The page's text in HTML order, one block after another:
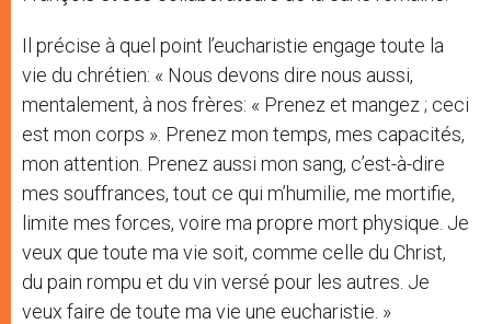
Il précise à quel point l’eucharistie engage toute la
vie du chrétien: « Nous devons dire nous aussi,
mentalement, à nos frères: « Prenez et mangez ; ceci
est mon corps ». Prenez mon temps, mes capacités,
mon attention. Prenez aussi mon sang, c’est-à-dire
mes souffrances, tout ce qui m’humilie, me mortifie,
limite mes forces, voire ma propre mort physique. Je
veux que toute ma vie soit, comme celle du Christ,
du pain rompu et du vin versé pour les autres. Je
veux faire de toute ma vie une eucharistie. »